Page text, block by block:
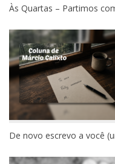
Às Quartas – Partimos
De novo escrevo a você